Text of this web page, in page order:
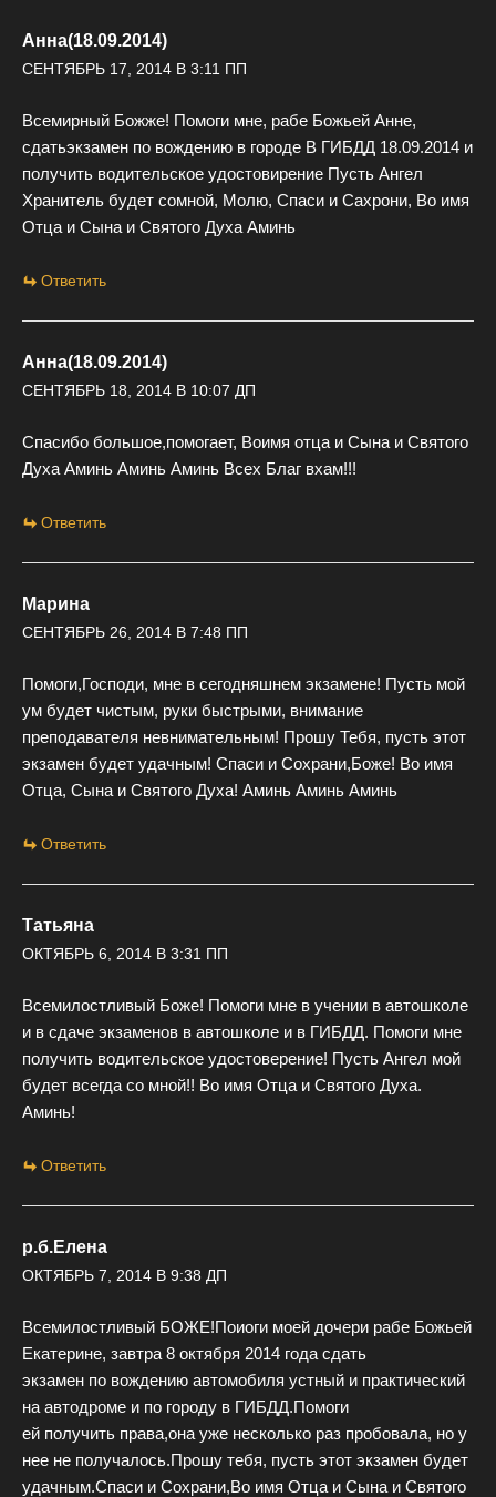
Анна(18.09.2014)
СЕНТЯБРЬ 17, 2014 В 3:11 ПП
Всемирный Божже! Помоги мне, рабе Божьей Анне,
сдатьэкзамен по вождению в городе В ГИБДД 18.09.2014 и
получить водительское удостовирение Пусть Ангел
Хранитель будет сомной, Молю, Спаси и Сахрони, Во имя
Отца и Сына и Святого Духа Аминь
Ответить
Анна(18.09.2014)
СЕНТЯБРЬ 18, 2014 В 10:07 ДП
Спасибо большое,помогает, Воимя отца и Сына и Святого
Духа Аминь Аминь Аминь Всех Благ вхам!!!
Ответить
Марина
СЕНТЯБРЬ 26, 2014 В 7:48 ПП
Помоги,Господи, мне в сегодняшнем экзамене! Пусть мой
ум будет чистым, руки быстрыми, внимание
преподавателя невнимательным! Прошу Тебя, пусть этот
экзамен будет удачным! Спаси и Сохрани,Боже! Во имя
Отца, Сына и Святого Духа! Аминь Аминь Аминь
Ответить
Татьяна
ОКТЯБРЬ 6, 2014 В 3:31 ПП
Всемилостливый Боже! Помоги мне в учении в автошколе
и в сдаче экзаменов в автошколе и в ГИБДД. Помоги мне
получить водительское удостоверение! Пусть Ангел мой
будет всегда со мной!! Во имя Отца и Святого Духа.
Аминь!
Ответить
р.б.Елена
ОКТЯБРЬ 7, 2014 В 9:38 ДП
Всемилостливый БОЖЕ!Поиоги моей дочери рабе Божьей
Екатерине, завтра 8 октября 2014 года сдать
экзамен по вождению автомобиля устный и практический
на автодроме и по городу в ГИБДД.Помоги
ей получить права,она уже несколько раз пробовала, но у
нее не получалось.Прошу тебя, пусть этот экзамен будет
удачным.Спаси и Сохрани,Во имя Отца и Сына и Святого